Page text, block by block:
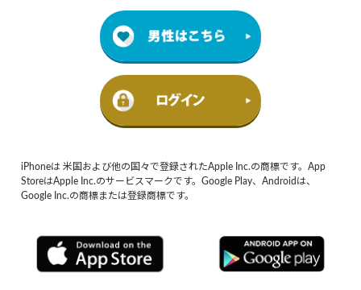
iPhoneは 米国および他の国々で登録されたApple Inc.の商標です。App
StoreはApple Inc.のサービスマークです。Google Play、Androidは、
Google Inc.の商標または登録商標です。